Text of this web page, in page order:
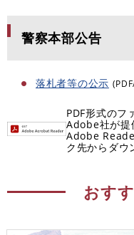
警察本部公告
落札者等の公示
PDF形式のフ
Adobe社が提
Adobe
ク先からダウ
おす